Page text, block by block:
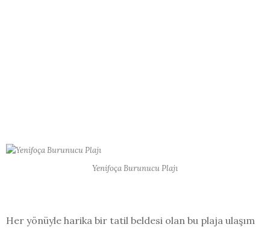
Yenifoça Burunucu Plajı
Her yönüyle harika bir tatil beldesi olan bu plaja ulaşım